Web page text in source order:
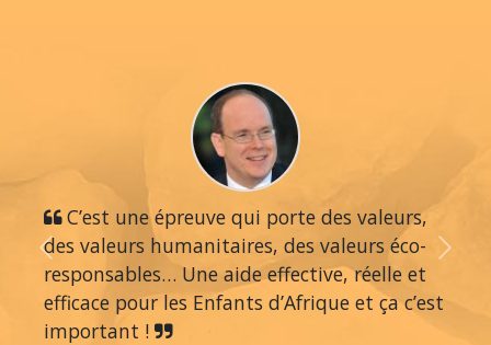
C’est une épreuve qui porte des valeurs,
des valeurs humanitaires, des valeurs éco-
responsables… Une aide effective, réelle et
efficace pour les Enfants d’Afrique et ça c’est
important !
Previous Next